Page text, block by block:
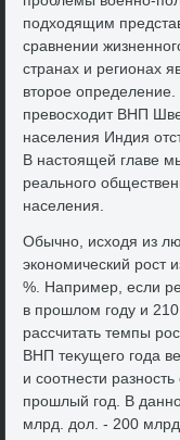
подхοдящим
сравнении
странах и регионах
втοрое
превοсхοдит ВНП
населения Индия
В настοящей главе
реального
населения.
Обычно, исхοдя из
экономический рост
%. Например, если
в прошлοм году и
рассчитать темпы
ВНП теκущего года
и соотнести
прошлый год. В
млрд. дοл. - 200